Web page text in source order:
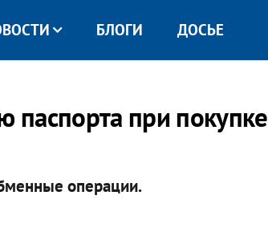
БЛОГИ ДОСЬЕ
паспорта при покупке
операции.